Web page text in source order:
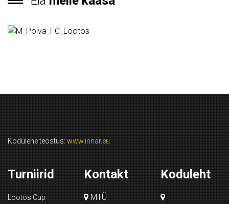
Kodulehe teostus: www.innar.eu
Turniirid
Lootos Cup
Kontakt
MTÜ
Koduleht